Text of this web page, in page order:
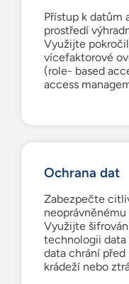
Přístup k datům
prostředí
Využijte
vícefaktorové
(role- based
access
Ochrana dat
Zabezpečte
Využijte
technologii data
data chrání
krádeží nebo